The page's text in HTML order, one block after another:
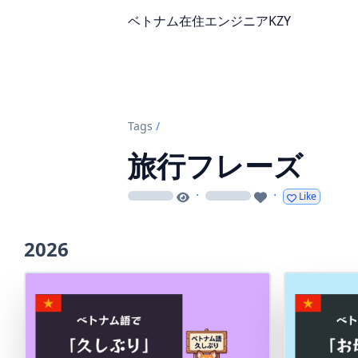
ベトナム在住エンジニアKZY
Tags /
旅行フレーズ
loading · loading · Like
2026